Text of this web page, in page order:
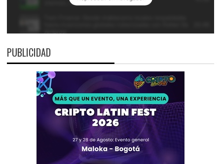
PUBLICIDAD